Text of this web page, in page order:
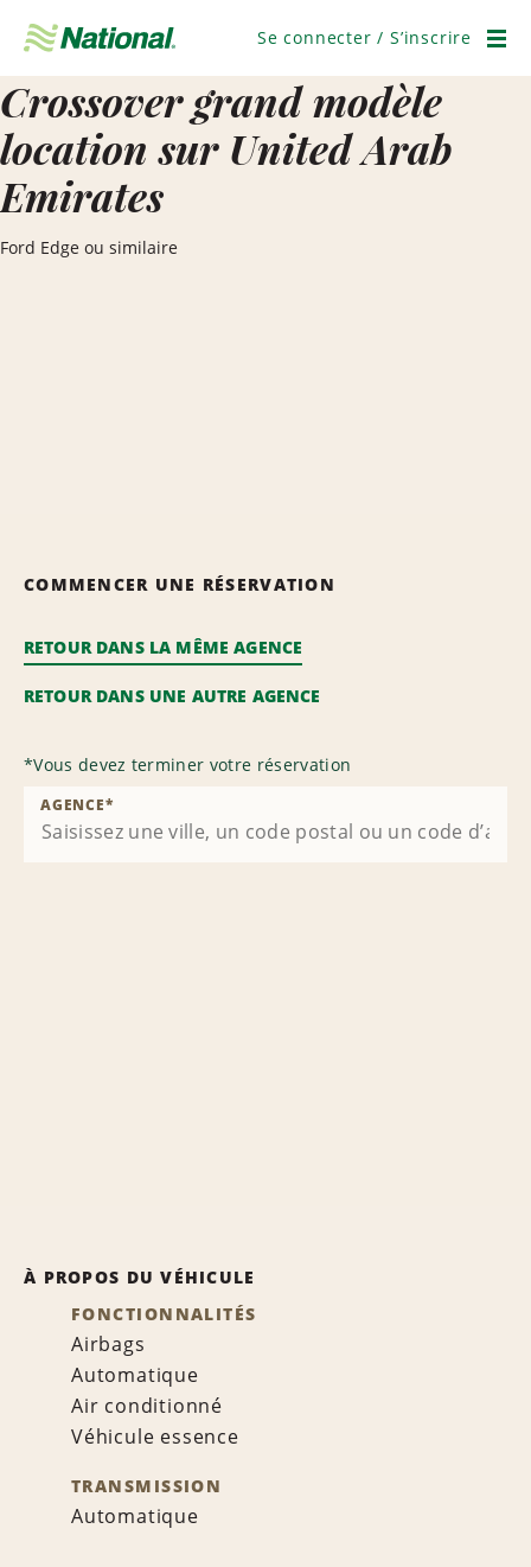
navigation
Se connecter / S’inscrire
Crossover grand modèle
location sur United Arab
Emirates
Ford Edge ou similaire
COMMENCER UNE RÉSERVATION
RETOUR DANS LA MÊME AGENCE
RETOUR DANS UNE AUTRE AGENCE
*Vous devez terminer votre réservation
AGENCE*
À PROPOS DU VÉHICULE
FONCTIONNALITÉS
Airbags
Automatique
Air conditionné
Véhicule essence
TRANSMISSION
Automatique